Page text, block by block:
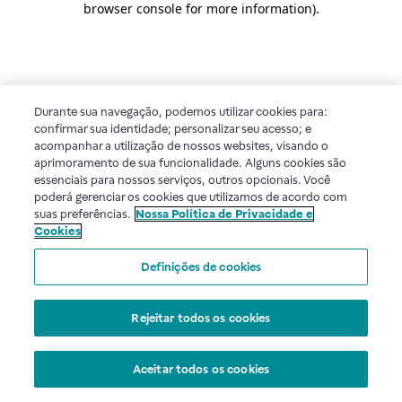
browser console for more information).
Durante sua navegação, podemos utilizar cookies para:
confirmar sua identidade; personalizar seu acesso; e
acompanhar a utilização de nossos websites, visando o
aprimoramento de sua funcionalidade. Alguns cookies são
essenciais para nossos serviços, outros opcionais. Você
poderá gerenciar os cookies que utilizamos de acordo com
suas preferências. Nossa Política de Privacidade e
Cookies
Definições de cookies
Rejeitar todos os cookies
Aceitar todos os cookies